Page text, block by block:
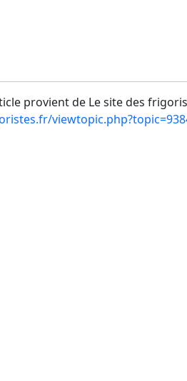
provient de Le site des